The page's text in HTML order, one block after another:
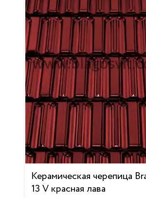
Керамическая черепица
13 V красная лава